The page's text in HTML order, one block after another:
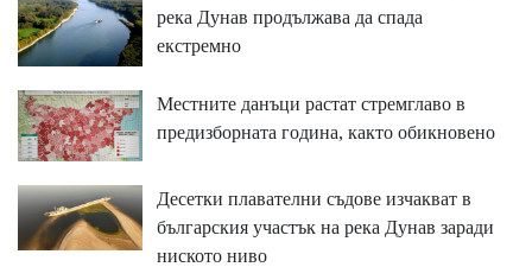
река Дунав продължава да спада
екстремно
Местните данъци растат стремглаво в
предизборната година, както обикновено
Десетки плавателни съдове изчакват в
българския участък на река Дунав заради
ниското ниво